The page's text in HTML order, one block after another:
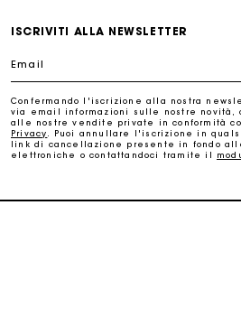
La carta regalo Maje: il modo
perfetto
ISCRIVITI ALLA NEWSLETTER
Email
Confermando l'iscrizione alla nostra
via email informazioni sulle nostre
alle nostre vendite private in conformità
Privacy
. Puoi annullare l'iscrizione in
link di cancellazione presente in fondo
elettroniche o contattandoci tramite il